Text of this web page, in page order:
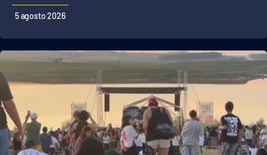
5 agosto 2026